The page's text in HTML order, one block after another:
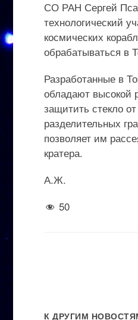
СО РАН Сергей
технологический
космических
обрабатываться в
Разработанные в
обладают высокой
защитить стекло
разделительных
позволяет им
кратера.
А.Ж.
50
К ДРУГИМ